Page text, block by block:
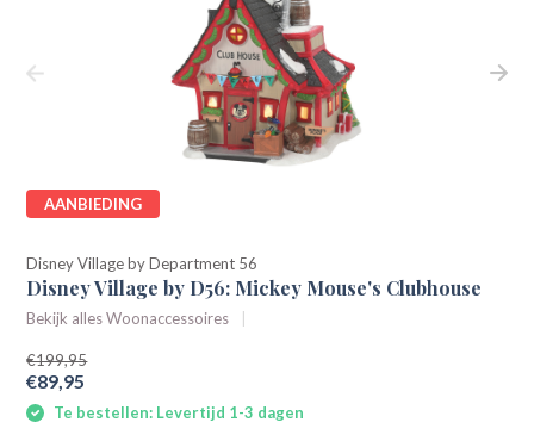
AANBIEDING
Disney Village by Department 56
Disney Village by D56: Mickey Mouse's Clubhouse
Bekijk alles Woonaccessoires
€199,95
€89,95
Te bestellen: Levertijd 1-3 dagen